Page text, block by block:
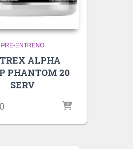
PRE-ENTRENO
ALPHA
PHANTOM 20
SERV